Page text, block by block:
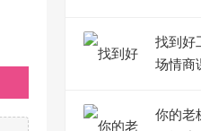
找到好
场情商
你的老